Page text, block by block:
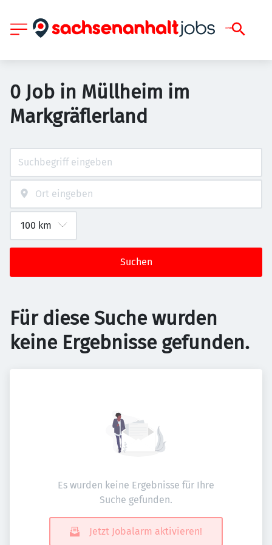
0 Job in Müllheim im
Markgräflerland
Suchen
Für diese Suche wurden
keine Ergebnisse gefunden.
Es wurden keine Ergebnisse für Ihre
Suche gefunden.
Jetzt Jobalarm aktivieren!